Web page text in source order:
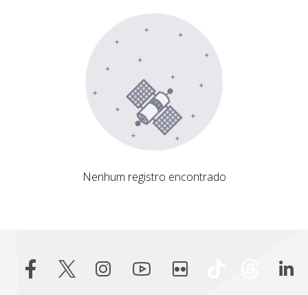
Nenhum registro encontrado
Nenhum registro encontrado